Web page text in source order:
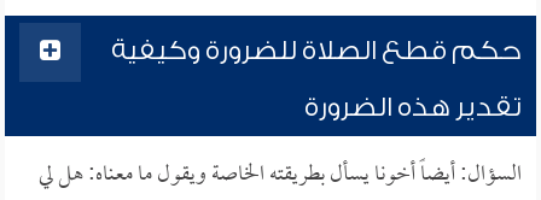
حكم قطع الصلاة للضرورة وكيفية
تقدير هذه الضرورة
السؤال: أيضاً أخونا يسأل بطريقته الخاصة ويقول ما معناه: هل لي